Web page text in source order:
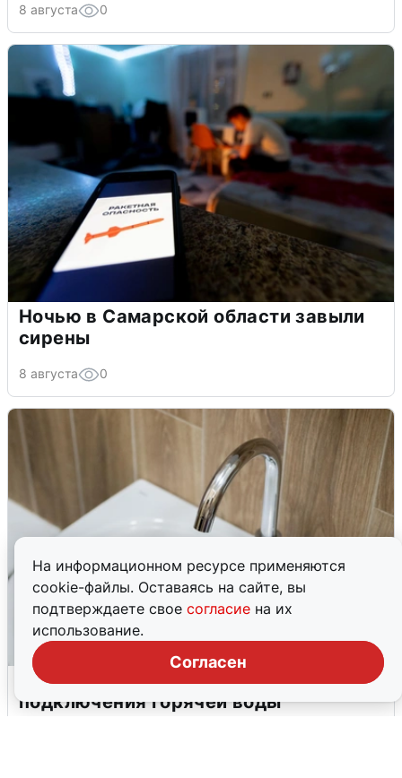
На информационном ресурсе применяются
cookie-файлы. Оставаясь на сайте, вы
подтверждаете свое согласие на их
использование.
Согласен
8 августа 0
Ночью в Самарской области завыли
сирены
8 августа 0
В Архангельске перенесли сроки
подключения горячей воды